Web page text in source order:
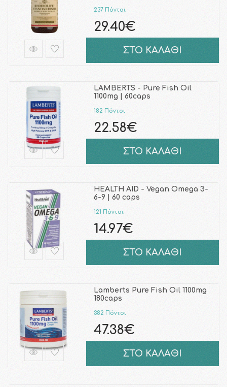
237 Πόντοι
29.40€
ΣΤΟ ΚΑΛΑΘΙ
LAMBERTS - Pure Fish Oil
1100mg | 60caps
182 Πόντοι
22.58€
ΣΤΟ ΚΑΛΑΘΙ
HEALTH AID - Vegan Omega 3-
6-9 | 60 caps
121 Πόντοι
14.97€
ΣΤΟ ΚΑΛΑΘΙ
Lamberts Pure Fish Oil 1100mg
180caps
382 Πόντοι
47.38€
ΣΤΟ ΚΑΛΑΘΙ